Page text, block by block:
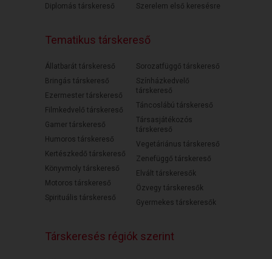
Diplomás társkereső
Szerelem első keresésre
Tematikus társkereső
Állatbarát társkereső
Bringás társkereső
Ezermester társkereső
Filmkedvelő társkereső
Gamer társkereső
Humoros társkereső
Kertészkedő társkereső
Könyvmoly társkereső
Motoros társkereső
Spirituális társkereső
Sorozatfüggő társkereső
Színházkedvelő
társkereső
Táncoslábú társkereső
Társasjátékozós
társkereső
Vegetáriánus társkereső
Zenefüggő társkereső
Elvált társkeresők
Özvegy társkeresők
Gyermekes társkeresők
Társkeresés régiók szerint